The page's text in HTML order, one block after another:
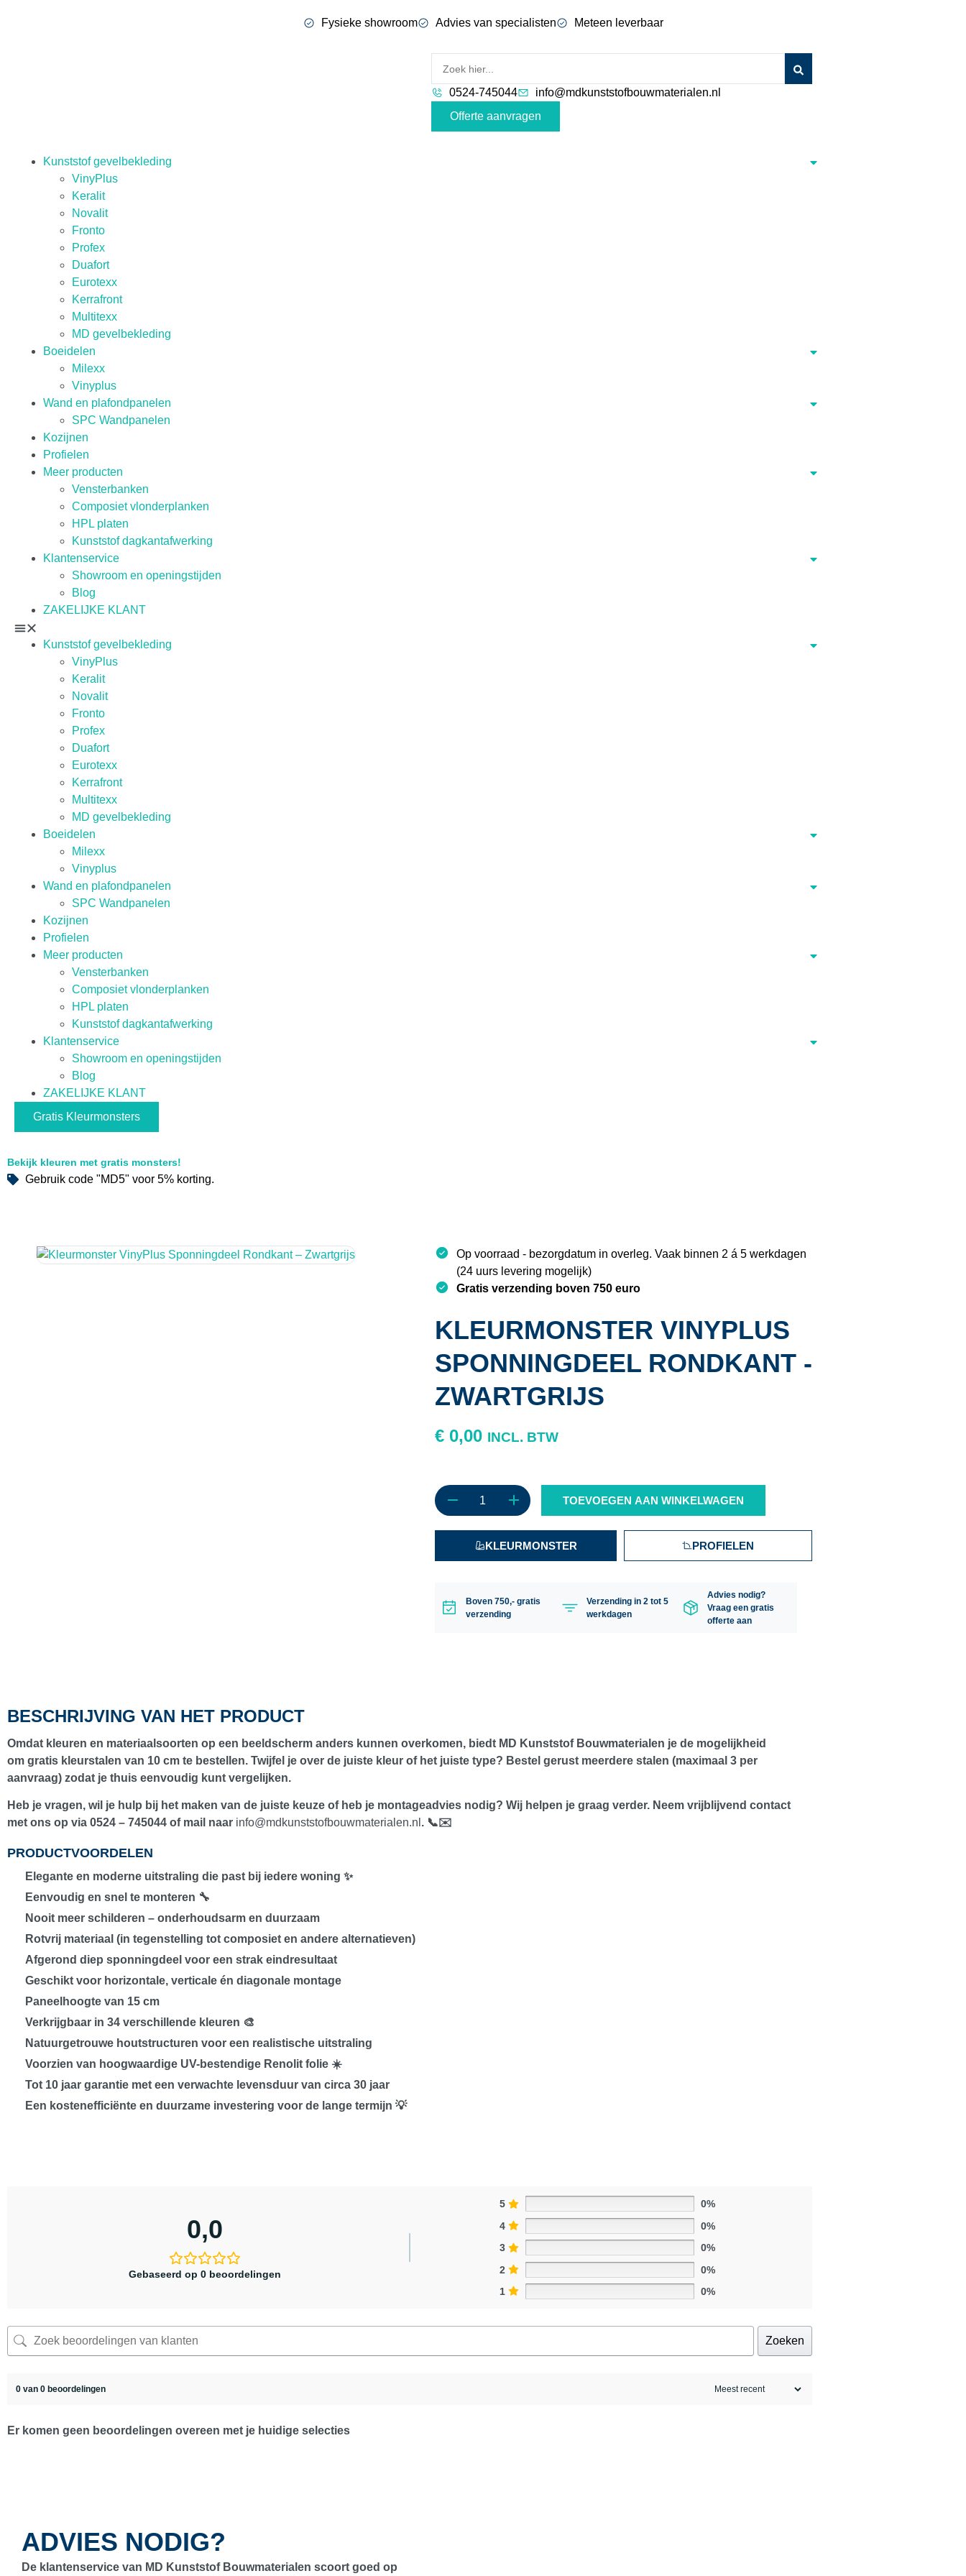
Fysieke showroom Advies van specialisten Meteen leverbaar
0524-745044
info@mdkunststofbouwmaterialen.nl
Offerte aanvragen
Kunststof gevelbekleding
VinyPlus
Keralit
Novalit
Fronto
Profex
Duafort
Eurotexx
Kerrafront
Multitexx
MD gevelbekleding
Boeidelen
Milexx
Vinyplus
Wand en plafondpanelen
SPC Wandpanelen
Kozijnen
Profielen
Meer producten
Vensterbanken
Composiet vlonderplanken
HPL platen
Kunststof dagkantafwerking
Klantenservice
Showroom en openingstijden
Blog
ZAKELIJKE KLANT
Kunststof gevelbekleding
VinyPlus
Keralit
Novalit
Fronto
Profex
Duafort
Eurotexx
Kerrafront
Multitexx
MD gevelbekleding
Boeidelen
Milexx
Vinyplus
Wand en plafondpanelen
SPC Wandpanelen
Kozijnen
Profielen
Meer producten
Vensterbanken
Composiet vlonderplanken
HPL platen
Kunststof dagkantafwerking
Klantenservice
Showroom en openingstijden
Blog
ZAKELIJKE KLANT
Gratis Kleurmonsters
Bekijk kleuren met gratis monsters!
Gebruik code "MD5" voor 5% korting.
Op voorraad - bezorgdatum in overleg. Vaak binnen 2 á 5 werkdagen
(24 uurs levering mogelijk)
Gratis verzending boven 750 euro
KLEURMONSTER VINYPLUS
SPONNINGDEEL RONDKANT -
ZWARTGRIJS
€ 0,00 INCL. BTW
TOEVOEGEN AAN WINKELWAGEN
KLEURMONSTER PROFIELEN
Boven 750,- gratis
verzending
Verzending in 2 tot 5
werkdagen
Advies nodig?
Vraag een gratis
offerte aan
BESCHRIJVING VAN HET PRODUCT
Omdat kleuren en materiaalsoorten op een beeldscherm anders kunnen overkomen, biedt MD Kunststof Bouwmaterialen je de mogelijkheid
om gratis kleurstalen van 10 cm te bestellen. Twijfel je over de juiste kleur of het juiste type? Bestel gerust meerdere stalen (maximaal 3 per
aanvraag) zodat je thuis eenvoudig kunt vergelijken.
Heb je vragen, wil je hulp bij het maken van de juiste keuze of heb je montageadvies nodig? Wij helpen je graag verder. Neem vrijblijvend contact
met ons op via 0524 – 745044 of mail naar info@mdkunststofbouwmaterialen.nl . 📞✉️
PRODUCTVOORDELEN
Elegante en moderne uitstraling die past bij iedere woning ✨
Eenvoudig en snel te monteren 🔧
Nooit meer schilderen – onderhoudsarm en duurzaam
Rotvrij materiaal (in tegenstelling tot composiet en andere alternatieven)
Afgerond diep sponningdeel voor een strak eindresultaat
Geschikt voor horizontale, verticale én diagonale montage
Paneelhoogte van 15 cm
Verkrijgbaar in 34 verschillende kleuren 🎨
Natuurgetrouwe houtstructuren voor een realistische uitstraling
Voorzien van hoogwaardige UV-bestendige Renolit folie ☀️
Tot 10 jaar garantie met een verwachte levensduur van circa 30 jaar
Een kostenefficiënte en duurzame investering voor de lange termijn 💡
0,0
Gebaseerd op 0 beoordelingen
5
0%
4
0%
3
0%
2
0%
1
0%
Zoeken
0 van 0 beoordelingen
Er komen geen beoordelingen overeen met je huidige selecties
ADVIES NODIG?
De klantenservice van MD Kunststof Bouwmaterialen scoort goed op